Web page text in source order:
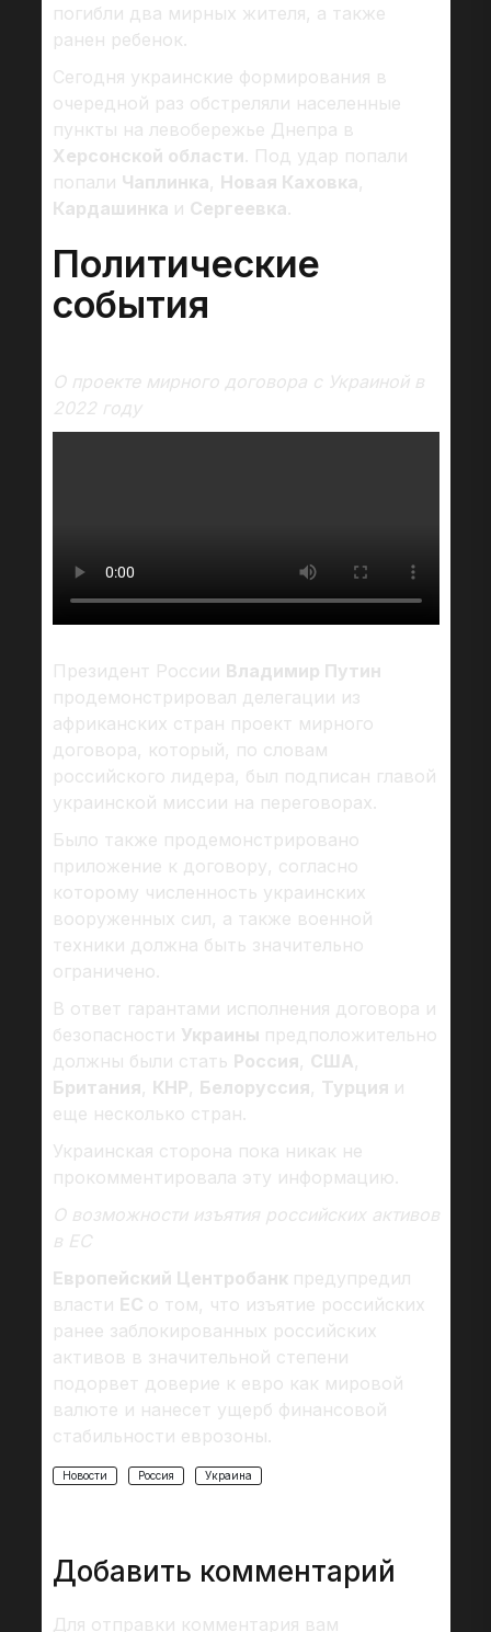
погибли два мирных жителя, а также
ранен ребенок.
Сегодня украинские формирования в
очередной раз обстреляли населенные
пункты на левобережье Днепра в
Херсонской области. Под удар попали
попали Чаплинка, Новая Каховка,
Кардашинка и Сергеевка.
Политические
события
О проекте мирного договора с Украиной в
2022 году
Президент России Владимир Путин
продемонстрировал делегации из
африканских стран проект мирного
договора, который, по словам
российского лидера, был подписан главой
украинской миссии на переговорах.
Было также продемонстрировано
приложение к договору, согласно
которому численность украинских
вооруженных сил, а также военной
техники должна быть значительно
ограничено.
В ответ гарантами исполнения договора и
безопасности Украины предположительно
должны были стать Россия, США,
Британия, КНР, Белоруссия, Турция и
еще несколько стран.
Украинская сторона пока никак не
прокомментировала эту информацию.
О возможности изъятия российских активов
в ЕС
Европейский Центробанк предупредил
власти ЕС о том, что изъятие российских
ранее заблокированных российских
активов в значительной степени
подорвет доверие к евро как мировой
валюте и нанесет ущерб финансовой
стабильности еврозоны.
Новости Россия Украина
Добавить комментарий
Для отправки комментария вам